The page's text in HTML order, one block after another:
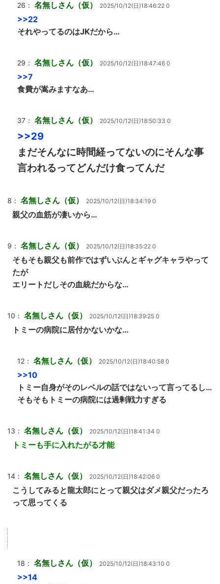
26： 名無しさん（仮） 2025/10/12(日)18:46:22 0
>>22
それやってるのはJKだから…
29： 名無しさん（仮） 2025/10/12(日)18:47:46 0
>>7
食費が嵩みますなあ…
37： 名無しさん（仮） 2025/10/12(日)18:50:33 0
>>29
まだそんなに時間経ってないのにそんな事
言われるってどんだけ食ってんだ
8： 名無しさん（仮） 2025/10/12(日)18:34:19 0
親父の血筋が凄いから…
9： 名無しさん（仮） 2025/10/12(日)18:35:22 0
そもそも親父も前作ではずいぶんとギャグキャラやって
たが
エリートだしその血統だからな…
10： 名無しさん（仮） 2025/10/12(日)18:39:25 0
トミーの病院に居付かないかな…
12： 名無しさん（仮） 2025/10/12(日)18:40:58 0
>>10
トミー自身がそのレベルの話ではないって言ってるし…
そもそもトミーの病院には過剰戦力すぎる
13： 名無しさん（仮） 2025/10/12(日)18:41:34 0
トミーも手に入れたがる才能
14： 名無しさん（仮） 2025/10/12(日)18:42:06 0
こうしてみると龍太郎にとって親父はダメ親父だったろ
って思ってくる
18： 名無しさん（仮） 2025/10/12(日)18:43:10 0
>>14